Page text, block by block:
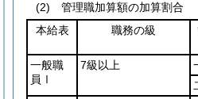
(2)
管理職加算額の加算割合
本給表
職務の級
一般職
員Ⅰ
7級以上